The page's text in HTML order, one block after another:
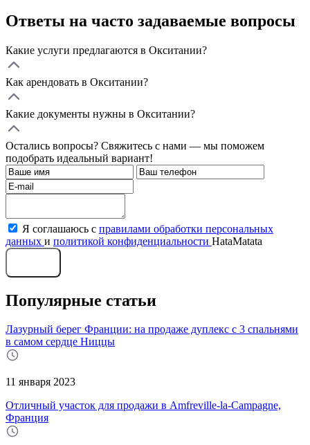
Ответы на часто задаваемые вопросы
Какие услуги предлагаются в Окситании?
Как арендовать в Окситании?
Какие документы нужны в Окситании?
Остались вопросы? Свяжитесь с нами — мы поможем
подобрать идеальный вариант!
Я соглашаюсь с правилами обработки персональных
данных и политикой конфиденциальности HataMatata
Популярные статьи
Лазурный берег Франции: на продаже дуплекс с 3 спальнями
в самом сердце Ниццы
11 января 2023
Отличный участок для продажи в Amfreville-la-Campagne,
Франция